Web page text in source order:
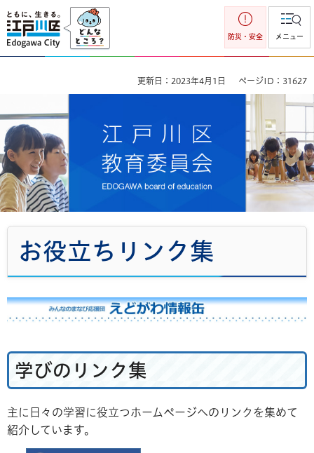
江戸川区
防災・安全 メニュー
更新日：2023年4月1日 ページID：31627
お役立ちリンク集
学びのリンク集
主に日々の学習に役立つホームページへのリンクを集めて
紹介しています。